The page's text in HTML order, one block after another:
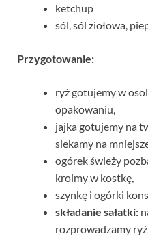
ketchup
sól, sól ziołowa,
Przygotowanie:
ryż gotujemy w
opakowaniu,
jajka gotujemy na
siekamy na
ogórek świeży
kroimy w kostkę,
szynkę i ogórki
składanie sałatki:
rozprowadzamy